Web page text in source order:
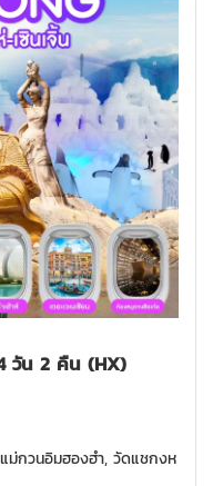
วัน 2 คืน (HX)
แม่กวนอิมฮองฮำ, วัดแชกงห